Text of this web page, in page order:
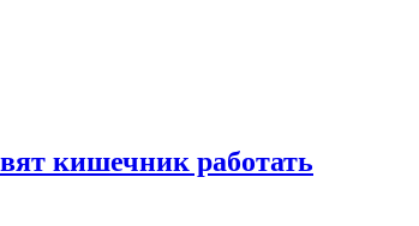
кишечник работать